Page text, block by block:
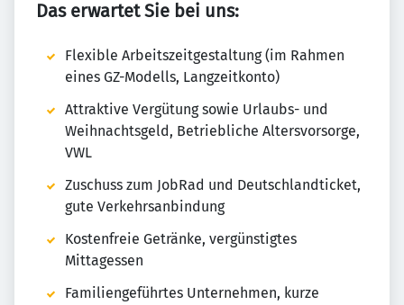
Das erwartet Sie bei uns:
Flexible Arbeitszeitgestaltung (im Rahmen
eines GZ-Modells, Langzeitkonto)
Attraktive Vergütung sowie Urlaubs- und
Weihnachtsgeld, Betriebliche Altersvorsorge,
VWL
Zuschuss zum JobRad und Deutschlandticket,
gute Verkehrsanbindung
Kostenfreie Getränke, vergünstigtes
Mittagessen
Familiengeführtes Unternehmen, kurze